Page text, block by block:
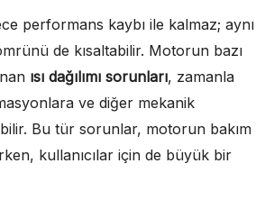
performans kaybı ile kalmaz; aynı
de kısaltabilir. Motorun bazı
ısı dağılımı sorunları, zamanla
ve diğer mekanik
Bu tür sorunlar, motorun bakım
kullanıcılar için de büyük bir